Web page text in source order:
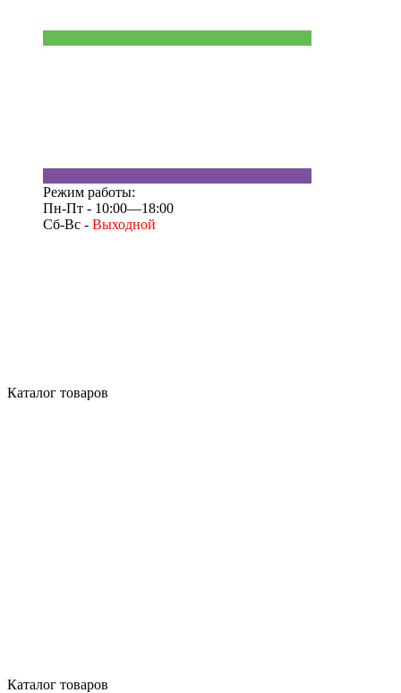
Режим работы:
Пн-Пт - 10:00—18:00
Сб-Вс - Выходной
Каталог товаров
Каталог товаров